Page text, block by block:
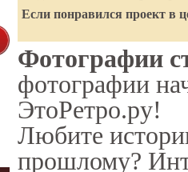
Если понравился проект в
Фотографии
фотографии
ЭтоРетро.ру!
Любите
прошлому?